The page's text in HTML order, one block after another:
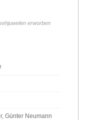
erworben
Günter Neumann